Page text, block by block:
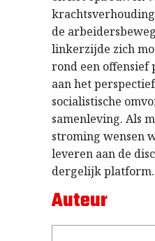
de
linkerzijde zich
rond een
aan het
socialistische
samenleving. Als
stroming wensen
leveren aan de
dergelijk platform.
Auteur